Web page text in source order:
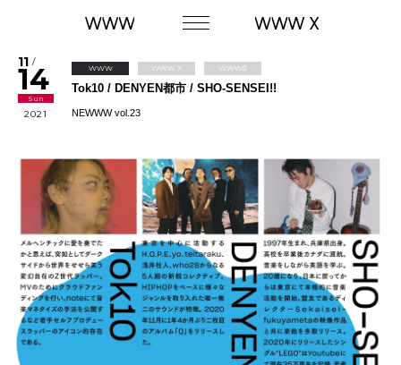
11 /
14
Sun
2021
WWW WWW X WWWβ
Tok10 / DENYEN都市 / SHO-SENSEI!!
NEWWW vol.23